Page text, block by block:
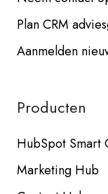
Plan CRM
Aanmelden
Producten
HubSpot Smart
Marketing Hub